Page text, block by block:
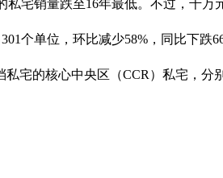
宅销量跌至16年最低。不过，千万
个单位，环比减少58%，同比下跌
宅的核心中央区（CCR）私宅，分